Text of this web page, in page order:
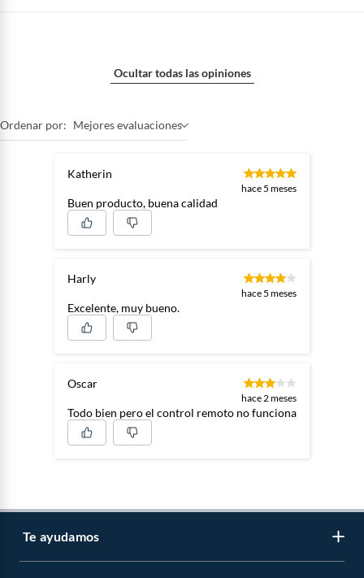
Ocultar todas las opiniones
Ordenar por: Mejores evaluaciones
Katherin
hace 5 meses
Buen producto, buena calidad
Harly
hace 5 meses
Excelente, muy bueno.
Oscar
hace 2 meses
Todo bien pero el control remoto no funciona
Te ayudamos